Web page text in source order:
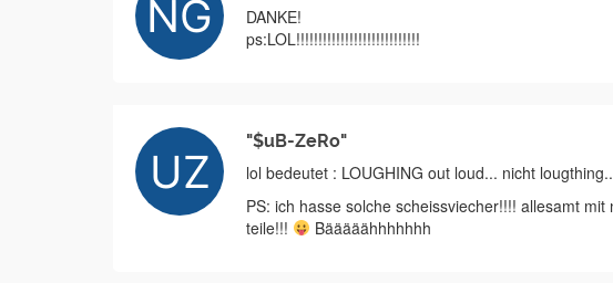
DANKE!
ps:LOL!!!!!!!!!!!!!!!!!!!!!!!!!!!!
"$uB-ZeRo"
lol bedeutet : LOUGHING out loud... nicht
PS: ich hasse solche scheissviecher!!!! allesamt
teile!!!
Bääääähhhhhhh